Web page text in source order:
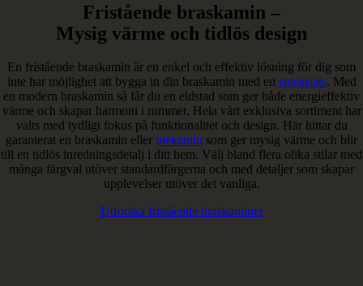
Fristående braskamin –
Mysig värme och tidlös design
En fristående braskamin är en enkel och effektiv lösning för dig som
inte har möjlighet att bygga in din braskamin med en spisinsats. Med
en modern braskamin så får du en eldstad som ger både energieffektiv
värme och skapar harmoni i rummet. Hela vårt exklusiva sortiment har
valts med tydligt fokus på funktionalitet och design. Här hittar du
garanterat en braskamin eller utekamin som ger mysig värme och blir
till en tidlös inredningsdetalj i ditt hem. Välj bland flera olika stilar med
många färgval utöver standardfärgerna och med detaljer som skapar
upplevelser utöver det vanliga.
Utforska fristående braskaminer